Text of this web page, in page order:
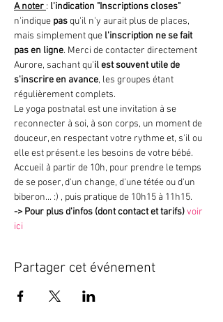
A noter : l'indication "Inscriptions closes"
n'indique pas qu'il n'y aurait plus de places,
mais simplement que l'inscription ne se fait
pas en ligne. Merci de contacter directement
Aurore, sachant qu'il est souvent utile de
s'inscrire en avance, les groupes étant
régulièrement complets.
Le yoga postnatal est une invitation à se
reconnecter à soi, à son corps, un moment de
douceur, en respectant votre rythme et, s'il ou
elle est présent.e les besoins de votre bébé.
Accueil à partir de 10h, pour prendre le temps
de se poser, d'un change, d'une tétée ou d'un
biberon... :) , puis pratique de 10h15 à 11h15.
-> Pour plus d'infos (dont contact et tarifs)voir
ici
Partager cet événement